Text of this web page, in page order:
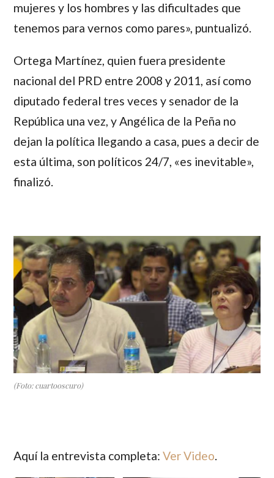
mujeres y los hombres y las dificultades que
tenemos para vernos como pares», puntualizó.
Ortega Martínez, quien fuera presidente
nacional del PRD entre 2008 y 2011, así como
diputado federal tres veces y senador de la
República una vez, yAngélica de la Peña no
dejan la política llegando a casa, pues a decir de
esta última, son políticos 24/7, «es inevitable»,
finalizó.
(Foto: cuartooscuro)
Aquí la entrevista completa:Ver Video.